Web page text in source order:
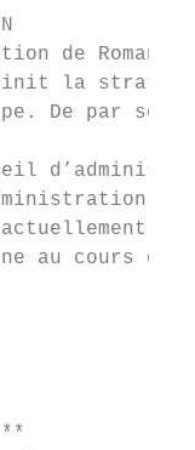
de
la
De par son
au cours des